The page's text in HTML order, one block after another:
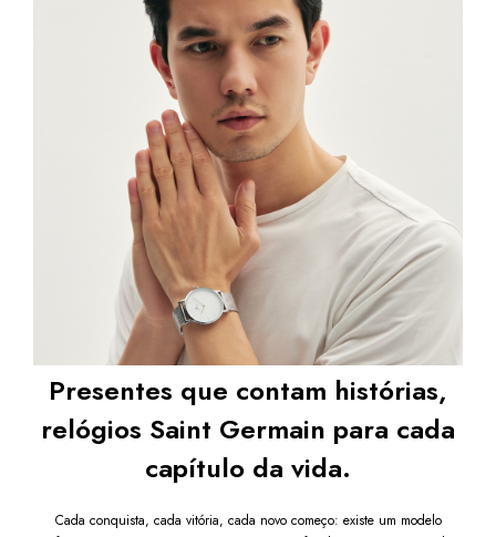
Presentes que contam histórias,
relógios Saint Germain para cada
capítulo da vida.
Cada conquista, cada vitória, cada novo começo: existe um modelo